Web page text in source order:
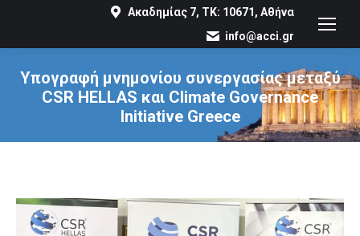
Ακαδημίας 7, ΤΚ: 10671, Αθήνα
info@acci.gr
Υπογραφή μνημονίου συνεργασίας μεταξύ
CSR HELLAS και Climate Governance
Initiative Greece
You are here: